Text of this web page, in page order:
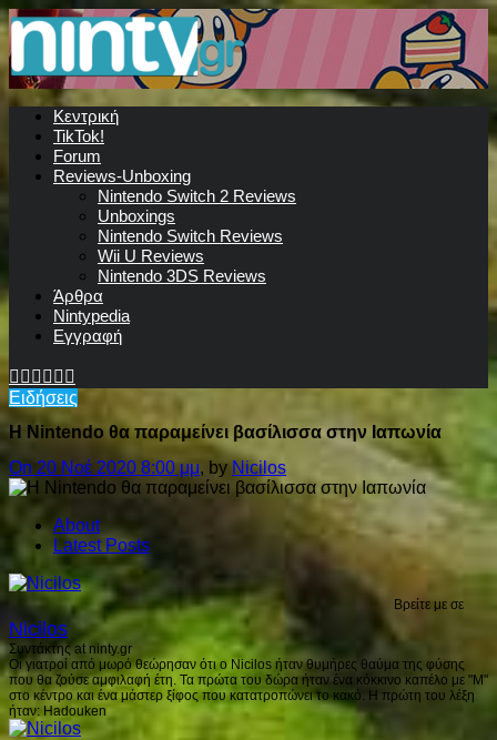
Κεντρική
TikTok!
Forum
Reviews-Unboxing
Nintendo Switch 2 Reviews
Unboxings
Nintendo Switch Reviews
Wii U Reviews
Nintendo 3DS Reviews
Άρθρα
Nintypedia
Εγγραφή
Ειδήσεις
Η Nintendo θα παραμείνει βασίλισσα στην Ιαπωνία
On 20 Νοέ 2020 8:00 μμ, by Nicilos
About
Latest Posts
Βρείτε με σε
Nicilos
Συντάκτηςat ninty.gr
Οι γιατροί από μωρό θεώρησαν ότι ο Nicilos ήταν θυμήρες θαύμα της φύσης
που θα ζούσε αμφιλαφή έτη. Τα πρώτα του δώρα ήταν ένα κόκκινο καπέλο με "Μ"
στο κέντρο και ένα μάστερ ξίφος που κατατροπώνει το κακό. Η πρώτη του λέξη
ήταν: Hadouken